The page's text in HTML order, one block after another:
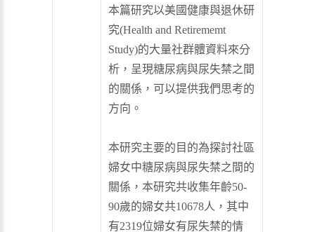
本篇研究以美國健康與退休研
究(Health and Retirememt
Study)的大量社群體資料來分
析，呈現糖尿病與尿失禁之間
的關係，可以提供我們思考的
方向。
本研究主要的目的為探討社區
婦女中糖尿病與尿失禁之間的
關係，本研究共收集年齡50-
90歲的婦女共10678人，其中
有2319位婦女有尿失禁的情